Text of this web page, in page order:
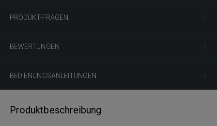
PRODUKT-FRAGEN
BEWERTUNGEN
BEDIENUNGSANLEITUNGEN
Produktbeschreibung